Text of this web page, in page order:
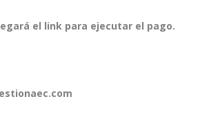
el link para ejecutar el pago.